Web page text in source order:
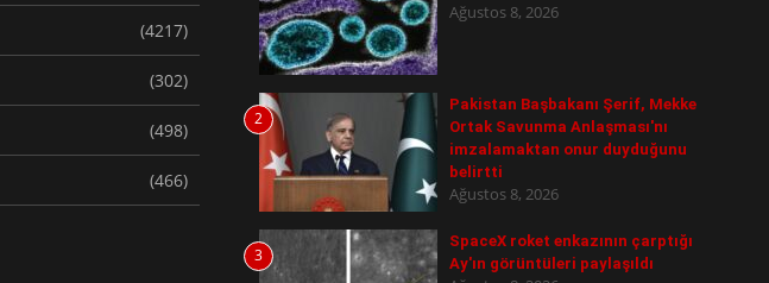
(4217)
(302)
(498)
(466)
Ağustos 8, 2026
2
Pakistan Başbakanı Şerif, Mekke
Ortak Savunma Anlaşması'nı
imzalamaktan onur duyduğunu
belirtti
Ağustos 8, 2026
3
SpaceX roket enkazının çarptığı
Ay'ın görüntüleri paylaşıldı